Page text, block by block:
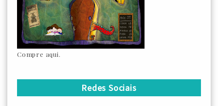
Compre aqui.
Redes Sociais